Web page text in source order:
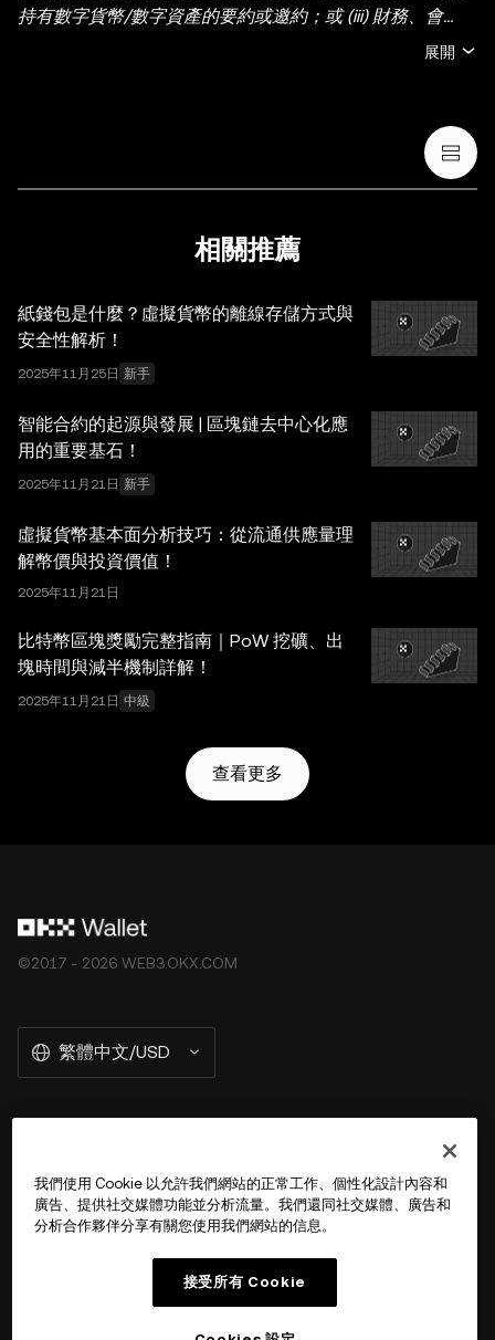
持有數字貨幣/數字資產的要約或邀約；或 (iii) 財務、會
計、法律或稅務建議。持有數字貨幣/數字資產 (包括穩定幣
幣/數字資產是否適合您。有關您的具體情況，請諮詢您的
法律/稅務/投資專業人士。本帖中的所有信息 (包括市場數
據與統計資料) 僅作一般性參考。某些內容可能由人工智能
採取一切合理措施確保準確，但我們不對其中可能存在的任
何事實錯誤或遺漏承擔任何責任。OKX Wallet 及相關服務
務條款約束。
展開
相關推薦
紙錢包是什麼？虛擬貨幣的離線存儲方式與
安全性解析！
2025年11月25日 新手
智能合約的起源與發展 | 區塊鏈去中心化應
用的重要基石！
2025年11月21日 新手
虛擬貨幣基本面分析技巧：從流通供應量理
解幣價與投資價值！
2025年11月21日
比特幣區塊獎勵完整指南｜PoW 挖礦、出
塊時間與減半機制詳解！
2025年11月21日 中級
查看更多
©2017 - 2026 WEB3.OKX.COM
繁體中文/USD
產品
我們使用 Cookie 以允許我們網站的正常工作、個性化設計內容和
廣告、提供社交媒體功能並分析流量。我們還同社交媒體、廣告和
分析合作夥伴分享有關您使用我們網站的信息。
接受所有 Cookie